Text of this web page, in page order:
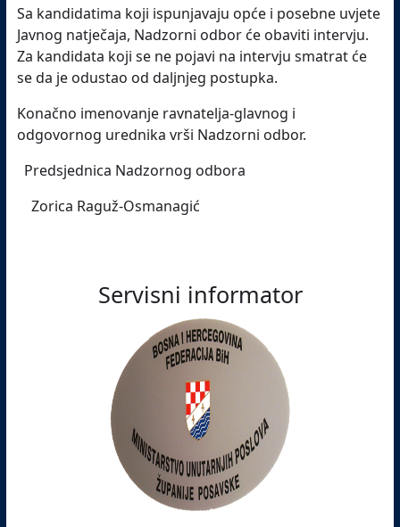
Sa kandidatima koji ispunjavaju opće i posebne uvjete
Javnog natječaja, Nadzorni odbor će obaviti intervju.
Za kandidata koji se ne pojavi na intervju smatrat će
se da je odustao od daljnjeg postupka.
Konačno imenovanje ravnatelja-glavnog i
odgovornog urednika vrši Nadzorni odbor.
Predsjednica Nadzornog odbora
Zorica Raguž-Osmanagić
Servisni informator